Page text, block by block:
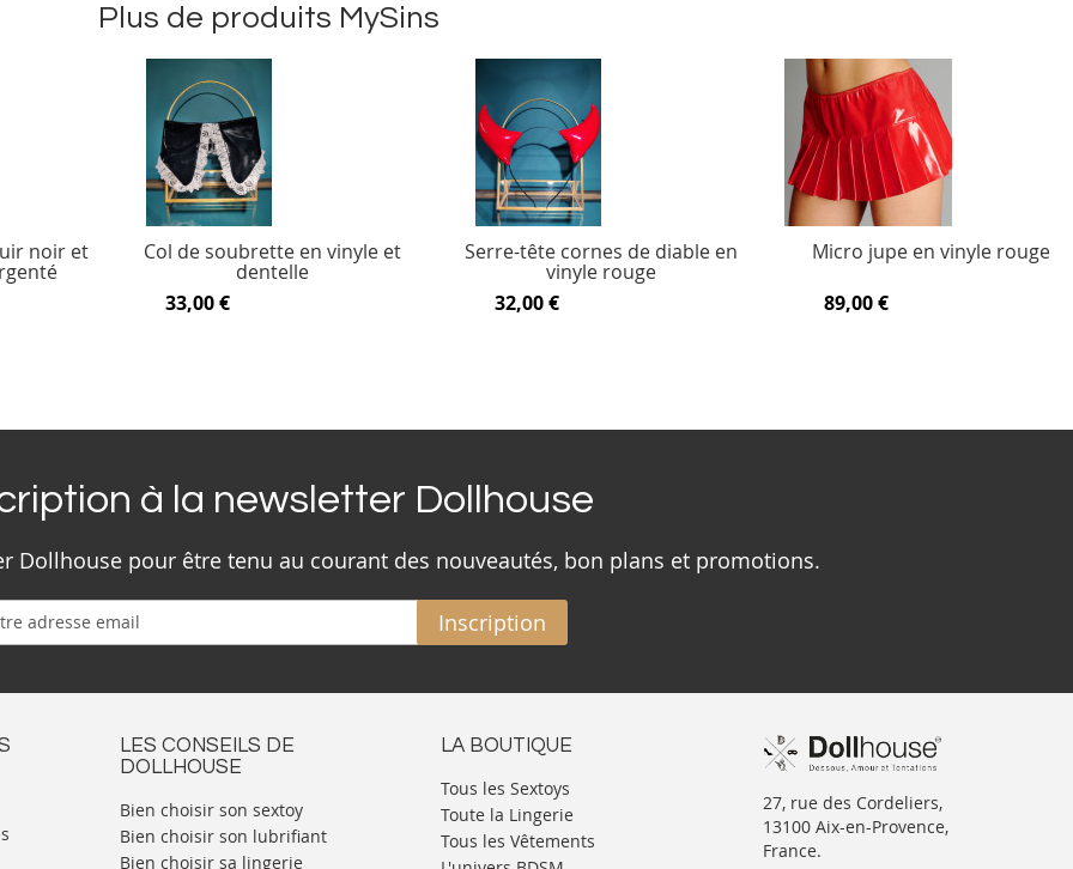
Plus de produits MySins
noir et Col de soubrette en vinyle et
dentelle
33,00 €
Serre-tête cornes de diable en
vinyle rouge
32,00 €
Micro jupe en vinyle rouge
89,00 €
à la newsletter Dollhouse
Dollhouse pour être tenu au courant des nouveautés, bon plans et promotions.
Inscription
LES CONSEILS DE
DOLLHOUSE
Bien choisir son sextoy
Bien choisir son lubrifiant
Bien choisir sa lingerie
LA BOUTIQUE
Tous les Sextoys
Toute la Lingerie
Tous les Vêtements
27, rue des Cordeliers,
13100 Aix-en-Provence,
France.